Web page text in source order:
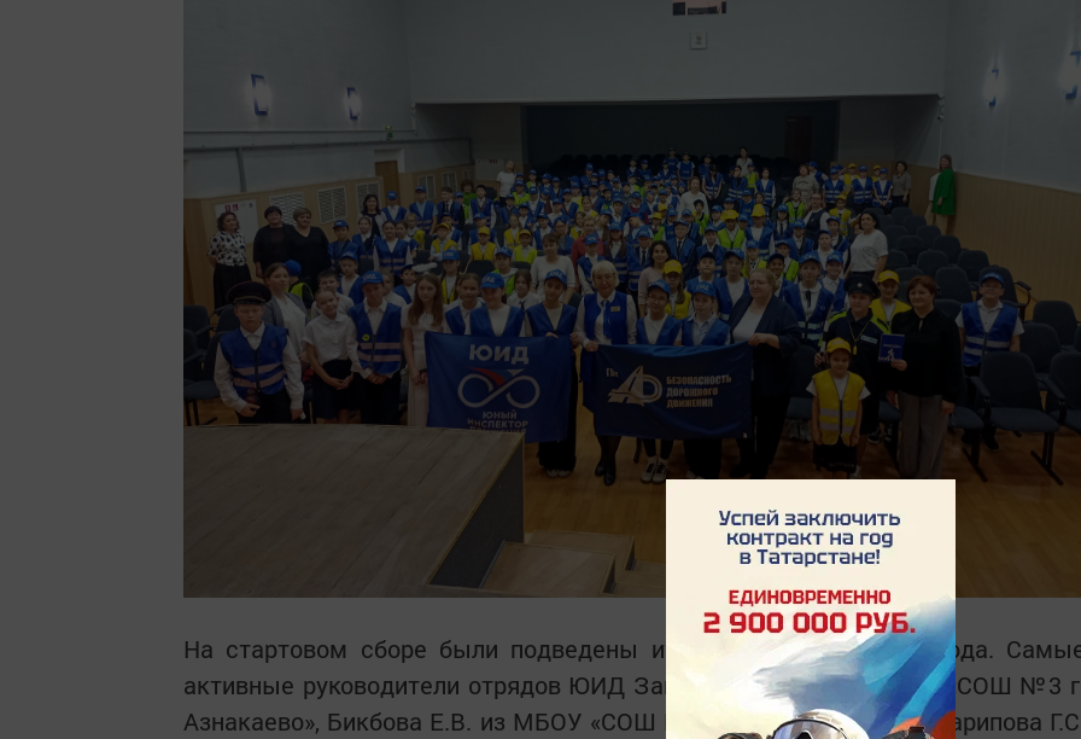
На стартовом сборе были подведены итоги 2024-25 учебного года.
активные руководители отрядов ЮИД Зайдуллина С.Ф. из МБОУ «СОШ №3
Азнакаево», Бикбова Е.В. из МБОУ «СОШ №1 п.г.т. Актюбинский, Гарипова